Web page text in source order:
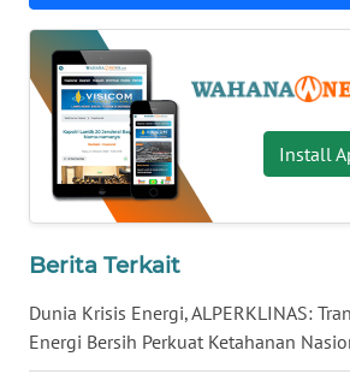
Install
Berita Terkait
Dunia Krisis Energi, ALPERKLINAS:
Energi Bersih Perkuat Ketahanan
WN
KALTIM
WN
SULSEL
GORONTALO
WN
SULUT